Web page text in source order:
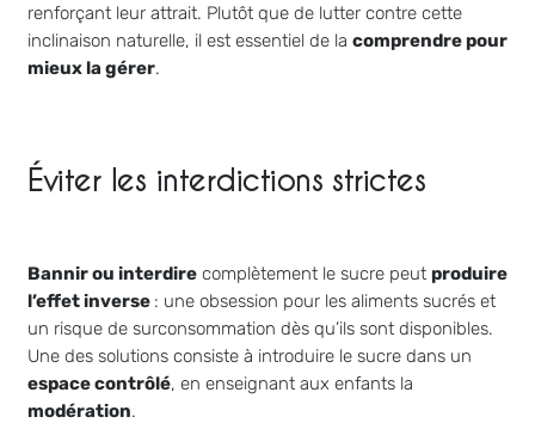
renforçant leur attrait. Plutôt que de lutter contre cette
inclinaison naturelle, il est essentiel de la comprendre pour
mieux la gérer.
Éviter les interdictions strictes
Bannir ou interdirecomplètement le sucre peut produire
l’effet inverse : une obsession pour les aliments sucrés et
un risque de surconsommation dès qu’ils sont disponibles.
Une des solutions consiste à introduire le sucre dans un
espace contrôlé, en enseignant aux enfants la
modération.